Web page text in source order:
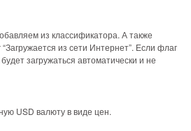
из классификатора. А также
из сети Интернет”. Если флаг
загружаться автоматически и не
USD валюту в виде цен.